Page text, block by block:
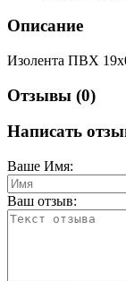
Описание
Изолента ПВХ
Отзывы (0)
Написать
Ваше Имя:
Ваш отзыв: